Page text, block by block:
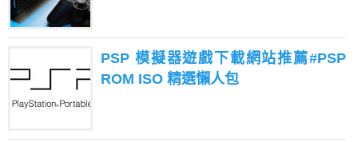
PSP 模擬器遊戲下載網站推薦#PSP
ROM ISO 精選懶人包